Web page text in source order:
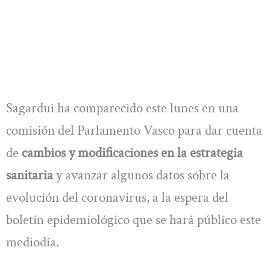
Sagardui ha comparecido este lunes en una
comisión del Parlamento Vasco para dar cuenta
de cambios y modificaciones en la estrategia
sanitariay avanzar algunos datos sobre la
evolución del coronavirus, a la espera del
boletín epidemiológico que se hará público este
mediodía.